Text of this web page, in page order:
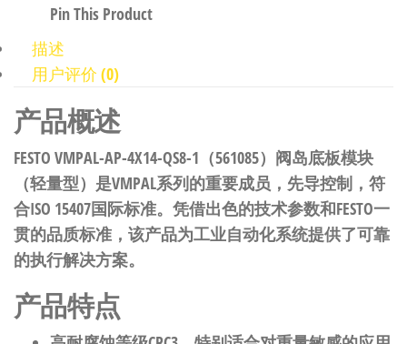
Pin This Product
描述
用户评价 (0)
产品概述
FESTO VMPAL-AP-4X14-QS8-1（561085）阀岛底板模块
（轻量型）是VMPAL系列的重要成员，先导控制，符
合ISO 15407国际标准。凭借出色的技术参数和FESTO一
贯的品质标准，该产品为工业自动化系统提供了可靠
的执行解决方案。
产品特点